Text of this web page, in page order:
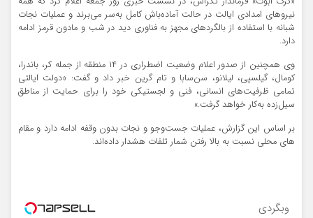
نیروهای امدادی ایالت در حالت آماده‌باش کامل به‌سر می‌برند و عملیات نجات
شبانه با استفاده از بالگردهای مجهز به فناوری دید در شب و مادون قرمز ادامه
دارد.
وی همچنین از صدور اعلام وضعیت اضطراری در ۱۴ منطقه از جمله کر، باندرا،
کومال، گیلسپی، لیلانو، سن‌سابا و تام گرین خبر داد و گفت: «دولت ایالتی
تمامی ظرفیت‌های انسانی، فنی و لجستیکی خود را برای حمایت از مناطق
سیل‌زده به‌کار خواهد گرفت.»
بر اساس این گزارش، عملیات جست‌وجو و نجات بدون وقفه ادامه دارد و مقام
های محلی نسبت به بالا رفتن شمار تلفات هشدار داده‌اند.
وبگردی